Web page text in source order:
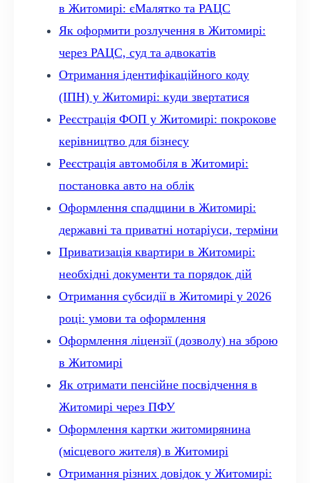
в Житомирі: єМалятко та РАЦС
Як оформити розлучення в Житомирі:
через РАЦС, суд та адвокатів
Отримання ідентифікаційного коду
(ІПН) у Житомирі: куди звертатися
Реєстрація ФОП у Житомирі: покрокове
керівництво для бізнесу
Реєстрація автомобіля в Житомирі:
постановка авто на облік
Оформлення спадщини в Житомирі:
державні та приватні нотаріуси, терміни
Приватизація квартири в Житомирі:
необхідні документи та порядок дій
Отримання субсидії в Житомирі у 2026
році: умови та оформлення
Оформлення ліцензії (дозволу) на зброю
в Житомирі
Як отримати пенсійне посвідчення в
Житомирі через ПФУ
Оформлення картки житомирянина
(місцевого жителя) в Житомирі
Отримання різних довідок у Житомирі: